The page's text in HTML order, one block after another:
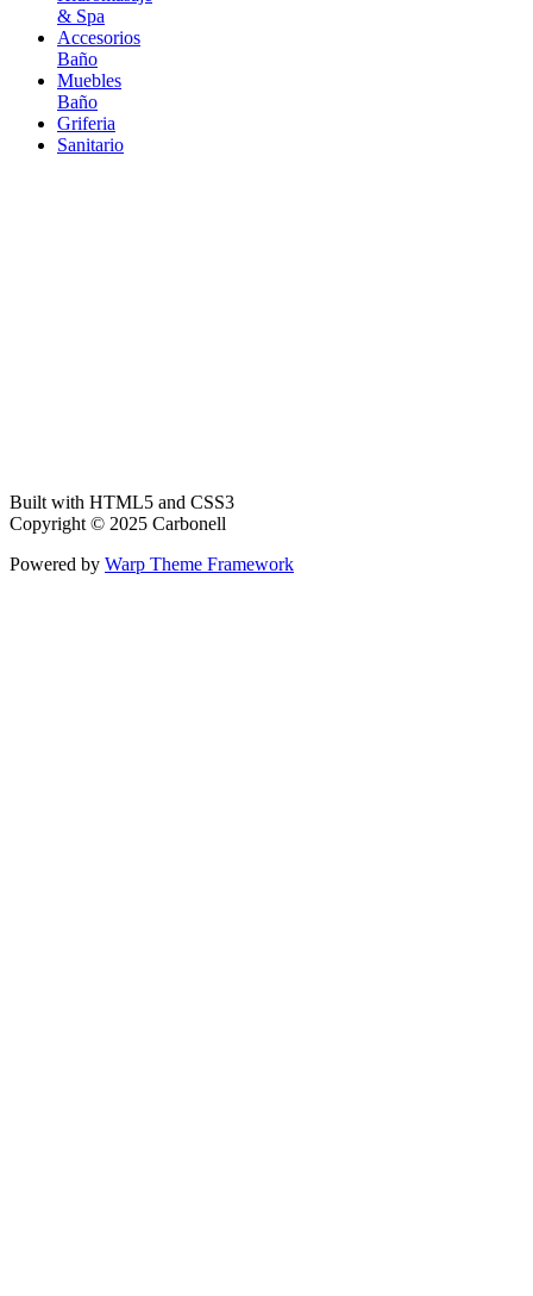
& Spa
Accesorios
Baño
Muebles
Baño
Griferia
Sanitario
Built with HTML5 and CSS3
Copyright © 2025 Carbonell
Powered by Warp Theme Framework